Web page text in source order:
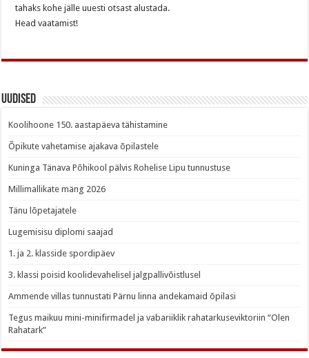
tahaks kohe jälle uuesti otsast alustada.
Head vaatamist!
Uudised
Koolihoone 150. aastapäeva tähistamine
Õpikute vahetamise ajakava õpilastele
Kuninga Tänava Põhikool pälvis Rohelise Lipu tunnustuse
Millimallikate mäng 2026
Tänu lõpetajatele
Lugemisisu diplomi saajad
1. ja 2. klasside spordipäev
3. klassi poisid koolidevahelisel jalgpallivõistlusel
Ammende villas tunnustati Pärnu linna andekamaid õpilasi
Tegus maikuu mini-minifirmadel ja vabariiklik rahatarkuseviktoriin “Olen
Rahatark”